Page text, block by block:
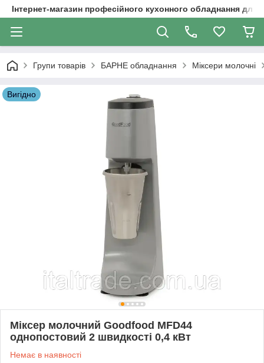
Інтернет-магазин професійного кухонного обладнання
Групи товарів БАРНЕ обладнання Міксери молочні
Вигідно
Міксер молочний Goodfood MFD44
однопостовий 2 швидкості 0,4 кВт
Немає в наявності